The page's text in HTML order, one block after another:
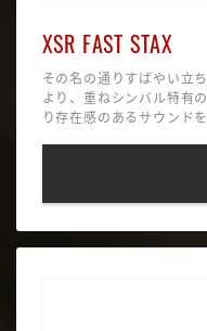
XSR FAST STAX
その名の通りすばやい立
より、重ねシンバル特有
り存在感のあるサウンド